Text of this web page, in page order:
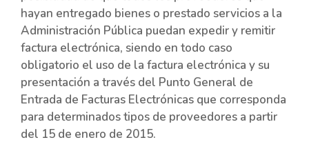
hayan entregado bienes o prestado servicios a la
Administración Pública puedan expedir y remitir
factura electrónica, siendo en todo caso
obligatorio el uso de la factura electrónica y su
presentación a través del Punto General de
Entrada de Facturas Electrónicas que corresponda
para determinados tipos de proveedores a partir
del 15 de enero de 2015.